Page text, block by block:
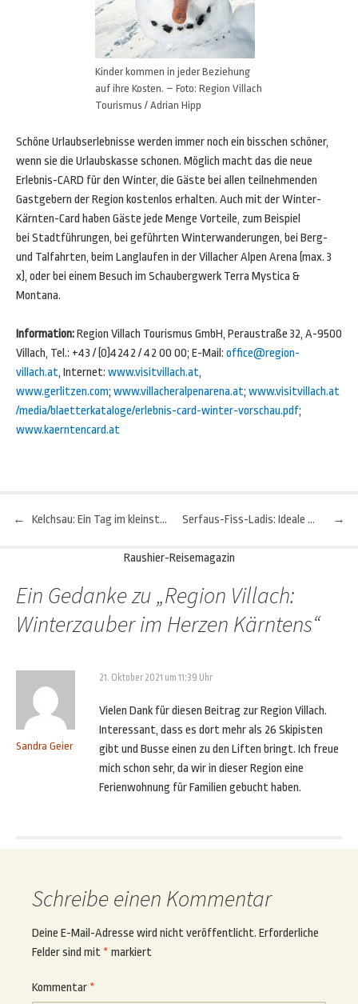
Kinder kommen in jeder Beziehung
auf ihre Kosten. – Foto: Region Villach
Tourismus / Adrian Hipp
Schöne Urlaubserlebnisse werden immer noch ein bisschen schöner,
wenn sie die Urlaubskasse schonen. Möglich macht das die neue
Erlebnis-CARD für den Winter, die Gäste bei allen teilnehmenden
Gastgebern der Region kostenlos erhalten. Auch mit der Winter-
Kärnten-Card haben Gäste jede Menge Vorteile, zum Beispiel
bei Stadtführungen, bei geführten Winterwanderungen, bei Berg-
und Talfahrten, beim Langlaufen in der Villacher Alpen Arena (max. 3
x), oder bei einem Besuch im Schaubergwerk Terra Mystica &
Montana.
Information:Region Villach Tourismus GmbH, Peraustraße 32, A-9500
Villach, Tel.: +43 / (0)4242 / 42 00 00; E-Mail: office@region-
villach.at, Internet: www.visitvillach.at,
www.gerlitzen.com; www.villacheralpenarena.at; www.visitvillach.at
/media/blaetterkataloge/erlebnis-card-winter-vorschau.pdf;
www.kaerntencard.at
Beitragsnavigation
← Kelchsau: Ein Tag im kleinsten Wintersport-Gebiet der Kitzbüheler Alpen →
Serfaus-Fiss-Ladis: Ideale Destination für Freeride-Einsteiger
Raushier-Reisemagazin
Ein Gedanke zu „Region Villach:
Winterzauber im Herzen Kärntens“
Sandra Geier
21. Oktober 2021 um 11:39 Uhr
Vielen Dank für diesen Beitrag zur Region Villach.
Interessant, dass es dort mehr als 26 Skipisten
gibt und Busse einen zu den Liften bringt. Ich freue
mich schon sehr, da wir in dieser Region eine
Ferienwohnung für Familien gebucht haben.
Schreibe einen Kommentar
Deine E-Mail-Adresse wird nicht veröffentlicht. Erforderliche
Felder sind mit * markiert
Kommentar *